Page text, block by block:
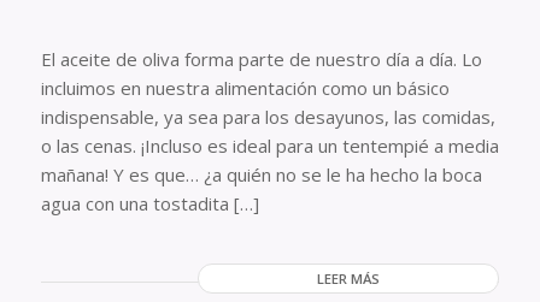
El aceite de oliva forma parte de nuestro día a día. Lo
incluimos en nuestra alimentación como un básico
indispensable, ya sea para los desayunos, las comidas,
o las cenas. ¡Incluso es ideal para un tentempié a media
mañana! Y es que… ¿a quién no se le ha hecho la boca
agua con una tostadita […]
LEER MÁS